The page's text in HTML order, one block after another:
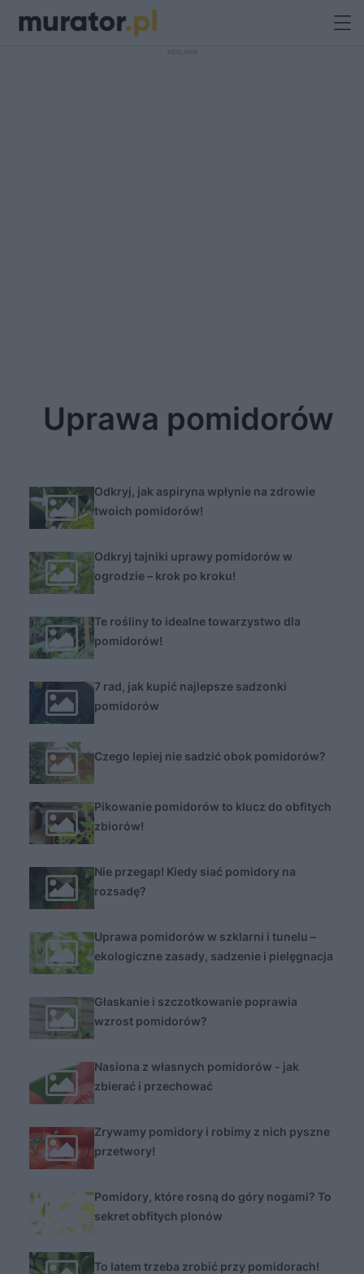
Uprawa pomidorów
Odkryj, jak aspiryna wpłynie na zdrowie
twoich pomidorów!
Odkryj tajniki uprawy pomidorów w
ogrodzie – krok po kroku!
Te rośliny to idealne towarzystwo dla
pomidorów!
7 rad, jak kupić najlepsze sadzonki
pomidorów
Czego lepiej nie sadzić obok pomidorów?
Pikowanie pomidorów to klucz do obfitych
zbiorów!
Nie przegap! Kiedy siać pomidory na
rozsadę?
Uprawa pomidorów w szklarni i tunelu –
ekologiczne zasady, sadzenie i pielęgnacja
Głaskanie i szczotkowanie poprawia
wzrost pomidorów?
Nasiona z własnych pomidorów - jak
zbierać i przechować
Zrywamy pomidory i robimy z nich pyszne
przetwory!
Pomidory, które rosną do góry nogami? To
sekret obfitych plonów
To latem trzeba zrobić przy pomidorach!